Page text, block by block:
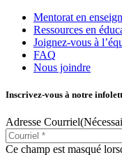
Mentorat en
Ressources en
Joignez-vous à
FAQ
Nous joindre
Inscrivez-vous à notre
Adresse Courriel
Ce champ est masqué